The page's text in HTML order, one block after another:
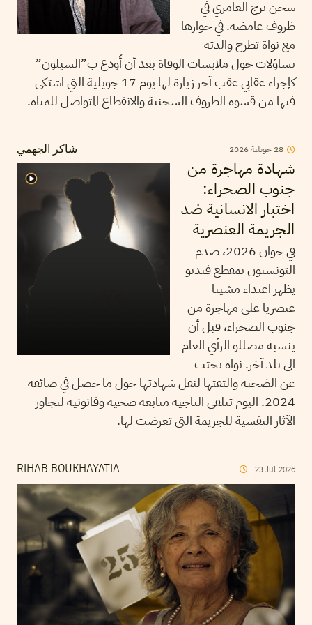
سجن برج العامري في
ظروف غامضة. في حوارها
مع نواة تطرح والدته
تساؤلات حول ملابسات الوفاة بعد أن أُودع ب”السيلون”
كإجراء عقابي عقب آخر زيارة لها يوم 17 جويلية التي اشتكى
فيها من قسوة الظروف السجنية والانقطاع المتواصل للمياه.
شاكر الجهمي 28 جويلية2026
شهادة مهاجرة من
جنوب الصحراء:
اختبار الانسانية ضد
الجريمة العنصرية
في جوان 2026، صدم
التونسيون بمقطع فيديو
يظهر اعتداء مشينا
عنصريا على مهاجرة من
جنوب الصحراء، قبل أن
ينسبه مضللو الرأي العام
الى بلد آخر. نواة بحثت
عن الضحية والتقتها لنقل شهادتها حول ما حصل في صائفة
2024. اليوم تتلقى الناجية متابعة صحية وقانونية لتجاوز
الآثار النفسية للجريمة التي تعرضت لها.
RIHAB BOUKHAYATIA 23 Jul 2026